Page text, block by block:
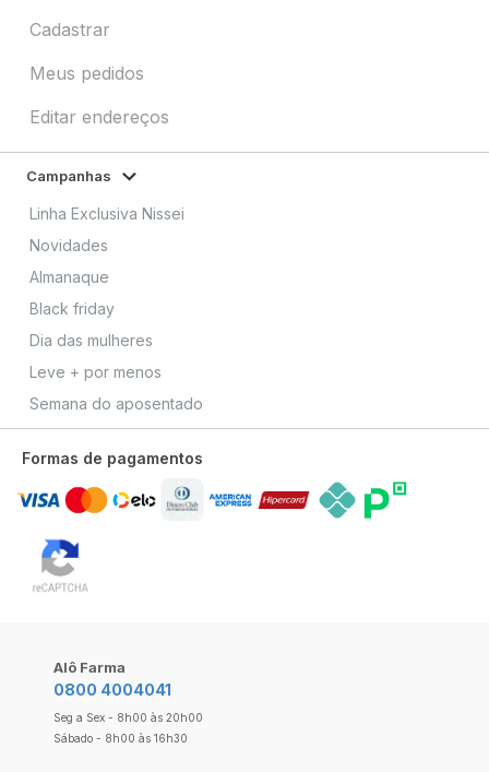
Cadastrar
Meus pedidos
Editar endereços
Campanhas
Linha Exclusiva Nissei
Novidades
Almanaque
Black friday
Dia das mulheres
Leve + por menos
Semana do aposentado
Formas de pagamentos
Alô Farma
0800 4004041
Seg a Sex - 8h00 às 20h00
Sábado - 8h00 às 16h30